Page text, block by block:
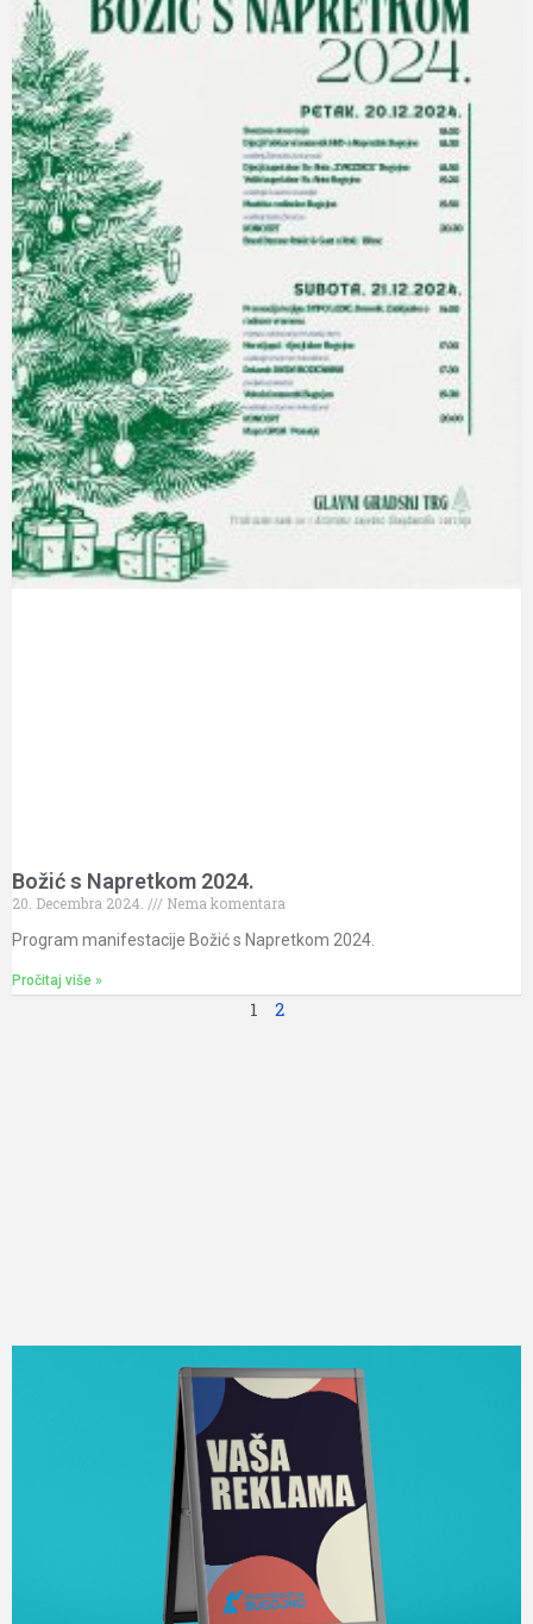
Božić s Napretkom 2024.
20. Decembra 2024.
Nema komentara
Program manifestacije Božić s Napretkom 2024.
Pročitaj više »
1 2